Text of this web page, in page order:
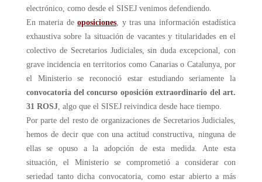
electrónico, como desde el SISEJ venimos defendiendo.
En materia deoposiciones, y tras una información estadística
exhaustiva sobre la situación de vacantes y titularidades en el
colectivo de Secretarios Judiciales, sin duda excepcional, con
grave incidencia en territorios como Canarias o Catalunya, por
el Ministerio se reconoció estar estudiando seriamente la
convocatoria del concurso oposición extraordinario del art.
31 ROSJ, algo que el SISEJ reivindica desde hace tiempo.
Por parte del resto de organizaciones de Secretarios Judiciales,
hemos de decir que con una actitud constructiva, ninguna de
ellas se opuso a la adopción de esta medida. Ante esta
situación, el Ministerio se comprometió a considerar con
seriedad tanto dicha convocatoria, como estar abierto a más